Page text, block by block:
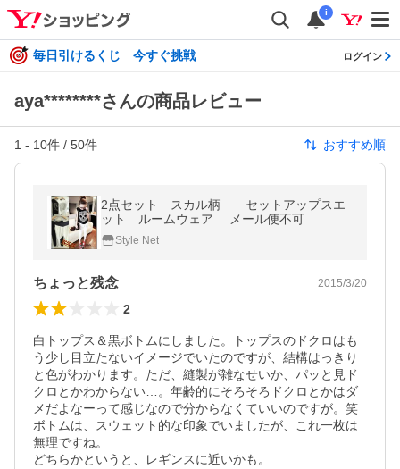
i
毎日引けるくじ 今すぐ挑戦 ログイン
aya********さんの商品レビュー
1 - 10件 / 50件 おすすめ順
2点セット スカル柄 セットアップスエ
ット ルームウェア メール便不可
Style Net
ちょっと残念 2015/3/20
2
白トップス＆黒ボトムにしました。トップスのドクロはも
う少し目立たないイメージでいたのですが、結構はっきり
と色がわかります。ただ、縫製が雑なせいか、パッと見ド
クロとかわからない…。年齢的にそろそろドクロとかはダ
メだよなーって感じなので分からなくていいのですが。笑
ボトムは、スウェット的な印象でいましたが、これ一枚は
無理ですね。
どちらかというと、レギンスに近いかも。